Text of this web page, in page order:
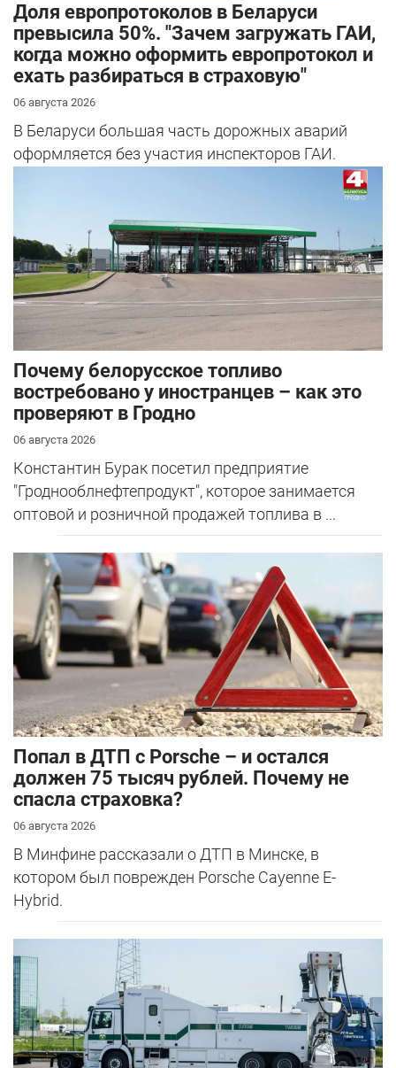
Доля европротоколов в Беларуси
превысила 50%. "Зачем загружать ГАИ,
когда можно оформить европротокол и
ехать разбираться в страховую"
06 августа 2026
В Беларуси большая часть дорожных аварий
оформляется без участия инспекторов ГАИ.
Почему белорусское топливо
востребовано у иностранцев – как это
проверяют в Гродно
06 августа 2026
Константин Бурак посетил предприятие
"Гроднооблнефтепродукт", которое занимается
оптовой и розничной продажей топлива в ...
​Попал в ДТП с Porsche – и остался
должен 75 тысяч рублей. Почему не
спасла страховка?
06 августа 2026
В Минфине рассказали о ДТП в Минске, в
котором был поврежден Porsche Cayenne E-
Hybrid.